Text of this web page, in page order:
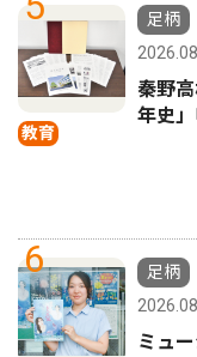
教育
足柄
秦野
年史
6
足柄
ミュ